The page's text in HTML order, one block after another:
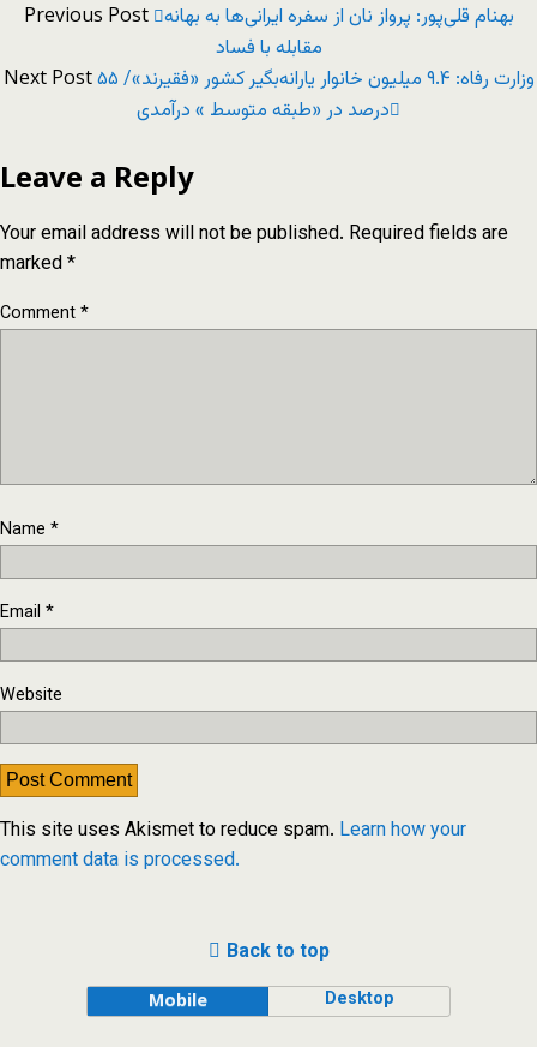
Previous Post بهنام قلی‌پور: پرواز نان از سفره ایرانی‌ها به بهانه
مقابله با فساد
Next Postوزارت رفاه: ۹.۴ میلیون خانوار یارانه‌بگیر کشور «فقیرند»/ ۵۵
درصد در «طبقه متوسط » درآمدی
Leave a Reply
Your email address will not be published. Required fields are
marked*
Comment*
Name *
Email *
Website
This site uses Akismet to reduce spam. Learn how your
comment data is processed.
Back to top
Mobile Desktop